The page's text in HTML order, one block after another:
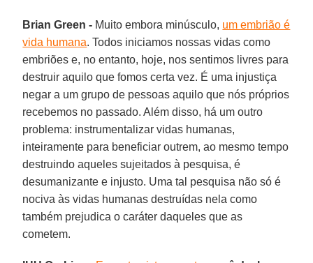
Brian Green - Muito embora minúsculo, um embrião é
vida humana. Todos iniciamos nossas vidas como
embriões e, no entanto, hoje, nos sentimos livres para
destruir aquilo que fomos certa vez. É uma injustiça
negar a um grupo de pessoas aquilo que nós próprios
recebemos no passado. Além disso, há um outro
problema: instrumentalizar vidas humanas,
inteiramente para beneficiar outrem, ao mesmo tempo
destruindo aqueles sujeitados à pesquisa, é
desumanizante e injusto. Uma tal pesquisa não só é
nociva às vidas humanas destruídas nela como
também prejudica o caráter daqueles que as
cometem.